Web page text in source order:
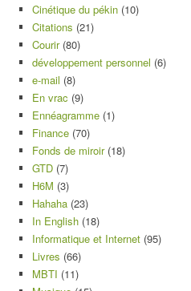
Cinétique du pékin (10)
Citations (21)
Courir(80)
développement personnel (6)
e-mail (8)
En vrac (9)
Ennéagramme (1)
Finance (70)
Fonds de miroir(18)
GTD (7)
H6M (3)
Hahaha (23)
In English (18)
Informatique et Internet (95)
Livres (66)
MBTI (11)